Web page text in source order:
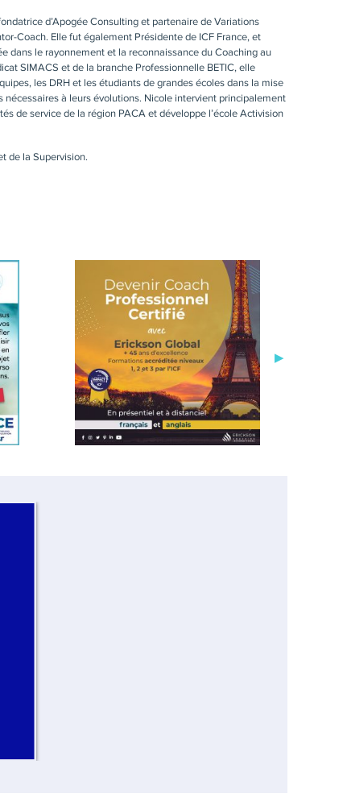
d’Apogée Consulting et partenaire de Variations
Coach. Elle fut également Présidente de ICF France, et
dans le rayonnement et la reconnaissance du Coaching au
SIMACS et de la branche Professionnelle BETIC, elle
les DRH et les étudiants de grandes écoles dans la mise
à leurs évolutions. Nicole intervient principalement
de service de la région PACA et développe l’école Activision
de la Supervision.